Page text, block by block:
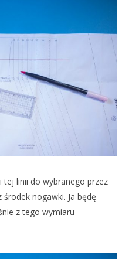
tej linii do wybranego przez
nogawki. Ja będę
z tego wymiaru